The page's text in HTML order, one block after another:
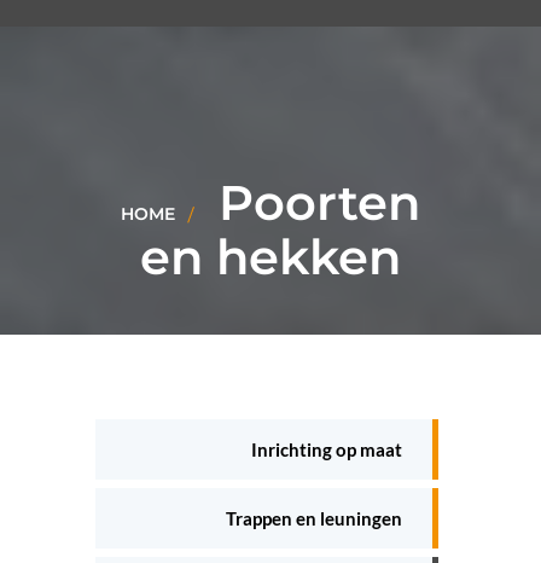
HOME
Poorten
en hekken
Inrichting op maat
Trappen en leuningen